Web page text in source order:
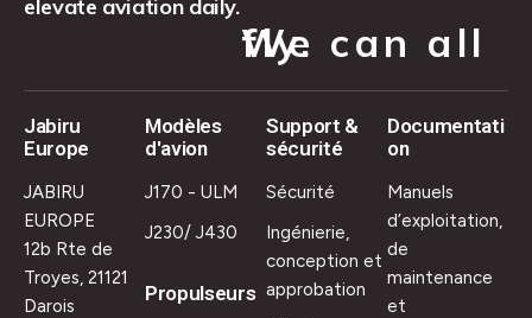
elevate aviation daily.
We can all fly.
Jabiru
Europe
JABIRU
EUROPE
12b Rte de
Troyes, 21121
Darois
Modèles
d'avion
J170 - ULM
J230/ J430
Propulseurs
Support &
sécurité
Sécurité
Ingénierie,
conception et
approbation
Documentati
on
Manuels
d’exploitation,
de
maintenance
et